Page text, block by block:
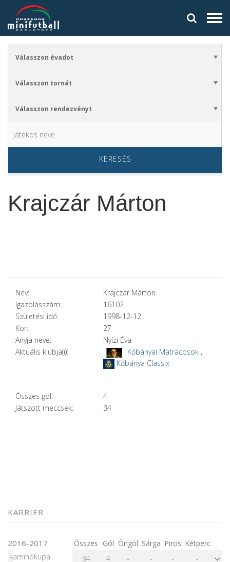
KERESÉS
Krajczár Márton
Név:
Krajczár Márton
Igazolásszám:
16102
Születési idő:
1998-12-12
Kor:
27
Anyja neve:
Nyízi Éva
Aktuális klubja(i):
Kőbányai Matracosok ,
Kőbánya Classix
Összes gól:
4
Játszott meccsek:
34
KARRIER
2016-2017 Összes Gól Öngól Sárga Piros Kétperc
kaminokupa
34 4 - - - -